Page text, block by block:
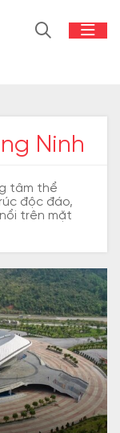
Ninh
tâm thể
độc đáo,
trên mặt